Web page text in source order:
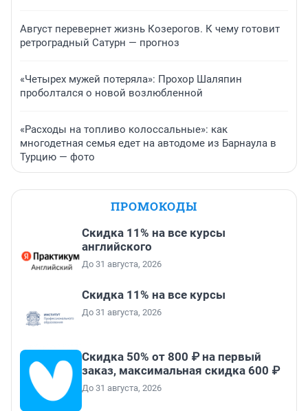
Август перевернет жизнь Козерогов. К чему готовит
ретроградный Сатурн — прогноз
«Четырех мужей потеряла»: Прохор Шаляпин
проболтался о новой возлюбленной
«Расходы на топливо колоссальные»: как
многодетная семья едет на автодоме из Барнаула в
Турцию — фото
ПРОМОКОДЫ
Скидка 11% на все курсы
английского
До 31 августа, 2026
Скидка 11% на все курсы
До 31 августа, 2026
Скидка 50% от 800 ₽ на первый
заказ, максимальная скидка 600 ₽
До 31 августа, 2026